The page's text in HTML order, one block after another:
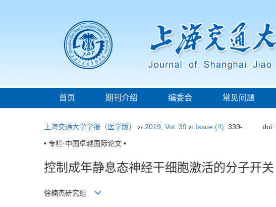
首页 期刊介绍 编委会 常见问题
上海交通大学学报（医学版） ›› 2019 Vol. 39 ›› Issue (4): 339-. doi:
• 专栏·中国卓越国际论文 •
控制成年静息态神经干细胞激活的分子开关
徐楠杰研究组